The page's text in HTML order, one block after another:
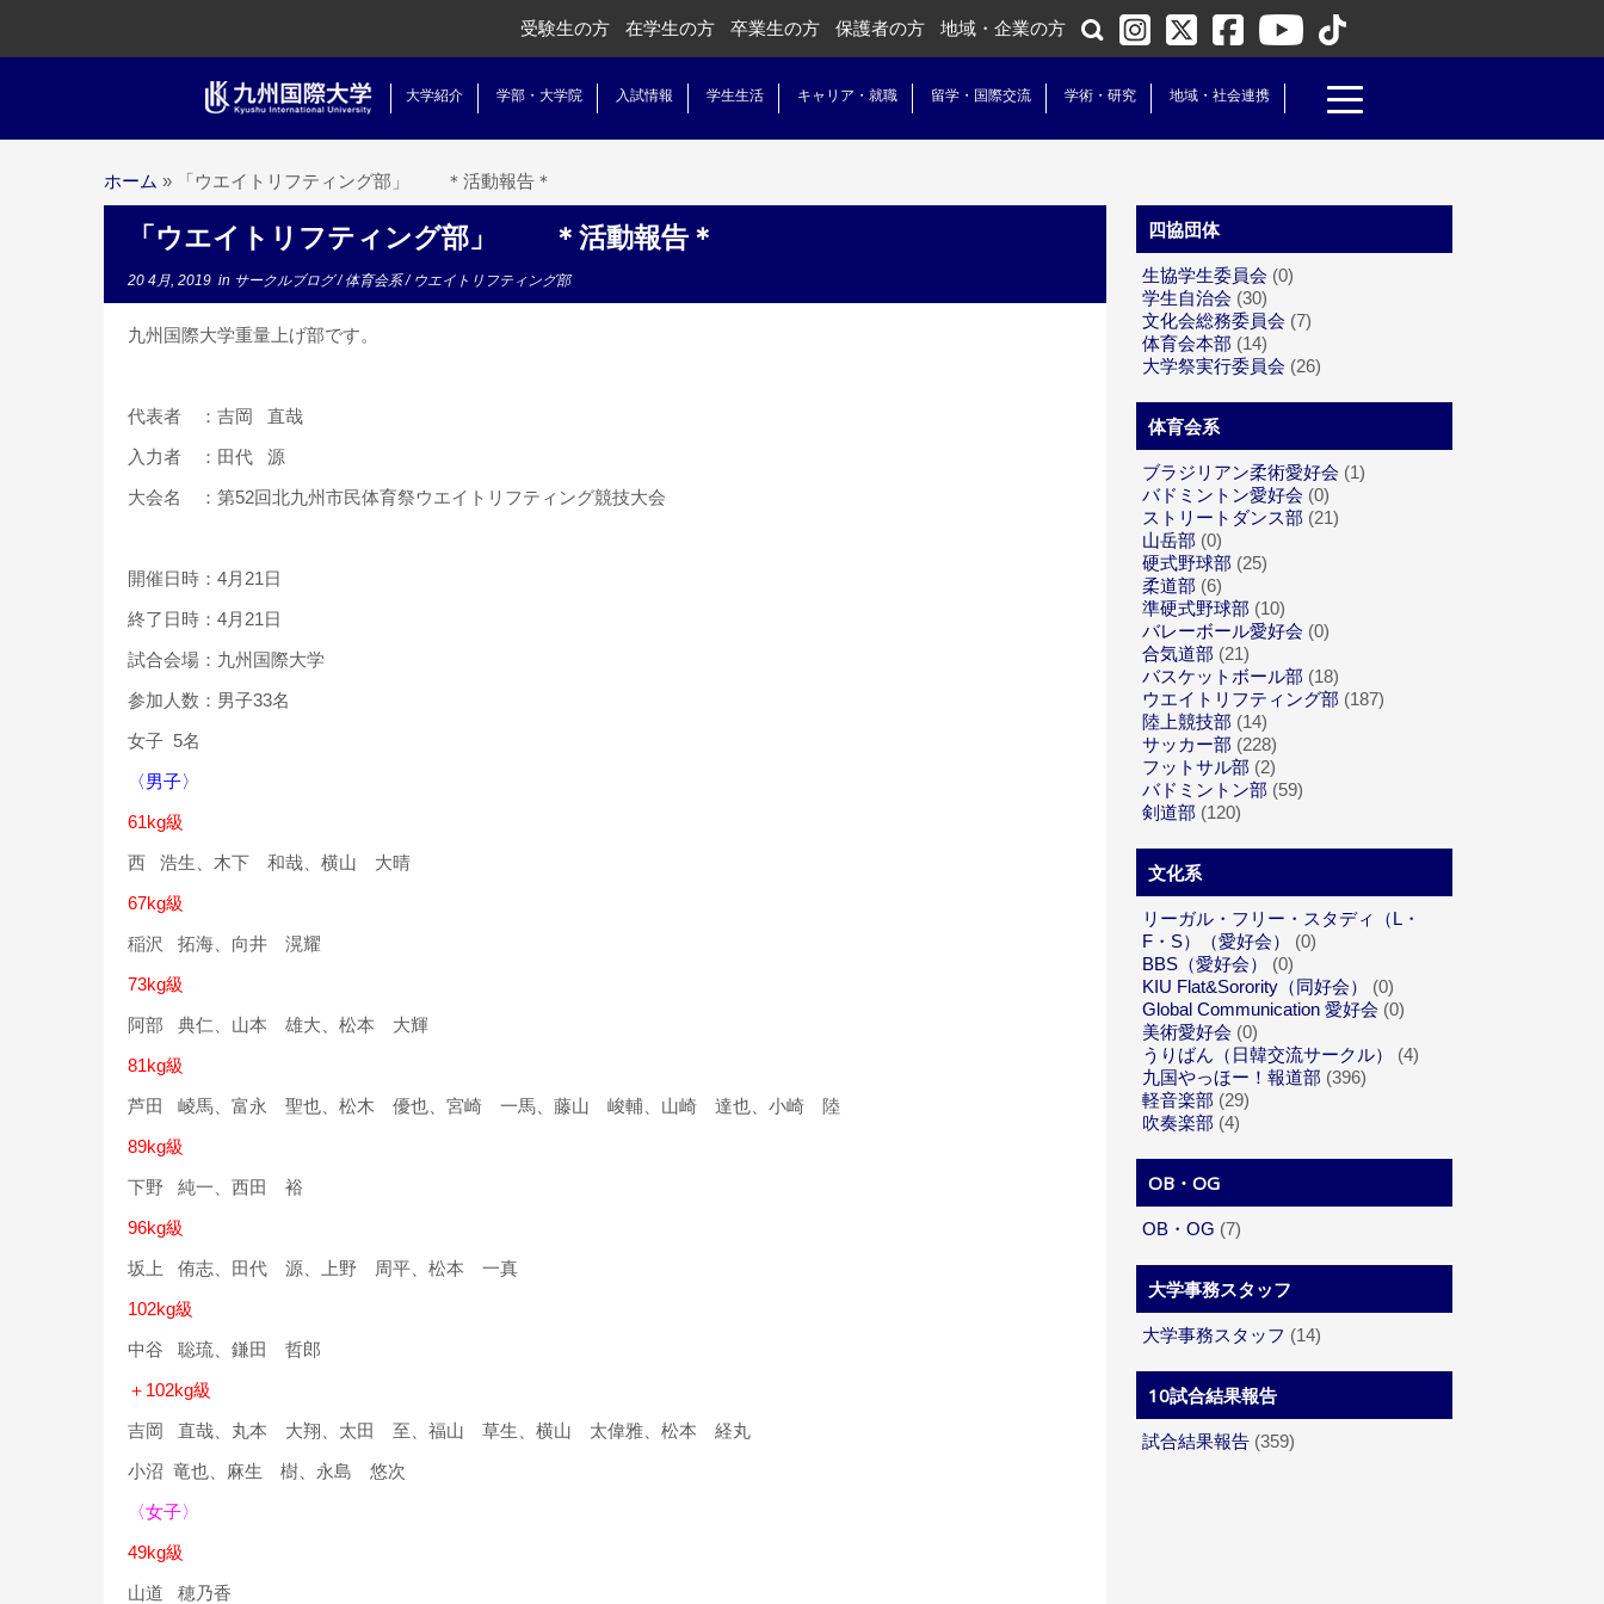
受験生の方 在学生の方 卒業生の方 保護者の方 地域・企業の方
大学紹介 学部・大学院 入試情報 学生生活 キャリア・就職 留学・国際交流 学術・研究 地域・社会連携
ホーム » 「ウエイトリフティング部」 ＊活動報告＊
「ウエイトリフティング部」 ＊活動報告＊
20 4月, 2019 in サークルブログ/体育会系/ ウエイトリフティング部
九州国際大学重量上げ部です。
代表者 ：吉岡 直哉
入力者 ：田代 源
大会名 ：第52回北九州市民体育祭ウエイトリフティング競技大会
開催日時：4月21日
終了日時：4月21日
試合会場：九州国際大学
参加人数：男子33名
女子 5名
〈男子〉
61kg級
西 浩生、木下 和哉、横山 大晴
67kg級
稲沢 拓海、向井 滉耀
73kg級
阿部 典仁、山本 雄大、松本 大輝
81kg級
芦田 崚馬、富永 聖也、松木 優也、宮崎 一馬、藤山 峻輔、山崎 達也、小崎 陸
89kg級
下野 純一、西田 裕
96kg級
坂上 侑志、田代 源、上野 周平、松本 一真
102kg級
中谷 聡琉、鎌田 哲郎
＋102kg級
吉岡 直哉、丸本 大翔、太田 至、福山 草生、横山 太偉雅、松本 経丸
小沼 竜也、麻生 樹、永島 悠次
〈女子〉
49kg級
山道 穂乃香
四協団体
生協学生委員会 (0)
学生自治会 (30)
文化会総務委員会 (7)
体育会本部 (14)
大学祭実行委員会 (26)
体育会系
ブラジリアン柔術愛好会 (1)
バドミントン愛好会 (0)
ストリートダンス部 (21)
山岳部 (0)
硬式野球部 (25)
柔道部 (6)
準硬式野球部 (10)
バレーボール愛好会 (0)
合気道部 (21)
バスケットボール部 (18)
ウエイトリフティング部 (187)
陸上競技部 (14)
サッカー部 (228)
フットサル部 (2)
バドミントン部 (59)
剣道部 (120)
文化系
リーガル・フリー・スタディ（L・
F・S）（愛好会）
(0)
BBS（愛好会）
(0)
KIU Flat&Sorority（同好会）
(0)
Global Communication 愛好会 (0)
美術愛好会 (0)
うりばん（日韓交流サークル）
(4)
九国やっほー！報道部 (396)
軽音楽部 (29)
吹奏楽部 (4)
OB・OG
OB・OG (7)
大学事務スタッフ
大学事務スタッフ (14)
10試合結果報告
試合結果報告 (359)